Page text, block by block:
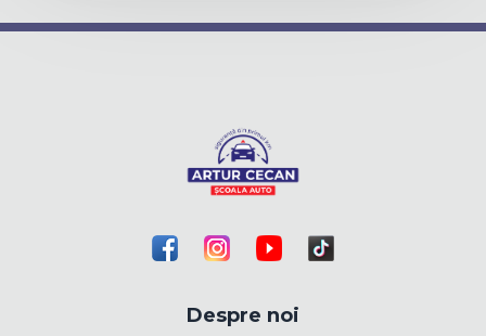
Despre noi